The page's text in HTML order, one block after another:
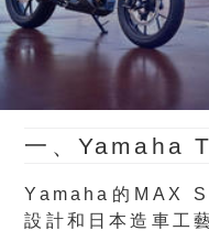
一、Yamaha
Yamaha的MAX
設計和日本造車工